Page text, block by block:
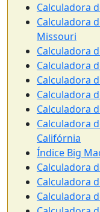
Calculadora
Calculadora
Missouri
Calculadora
Calculadora
Calculadora
Calculadora
Calculadora
Calculadora
Califórnia
Índice Big
Calculadora
Calculadora
Calculadora